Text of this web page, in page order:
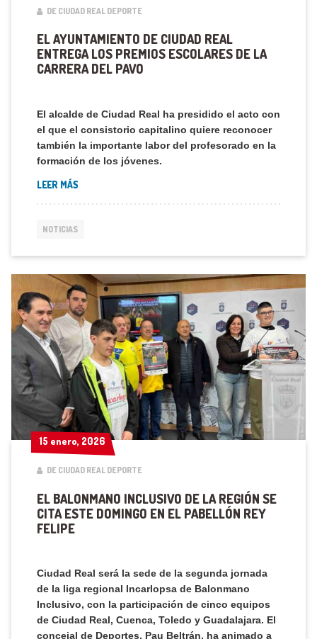
DE CIUDAD REAL DEPORTE
EL AYUNTAMIENTO DE CIUDAD REAL
ENTREGA LOS PREMIOS ESCOLARES DE LA
CARRERA DEL PAVO
El alcalde de Ciudad Real ha presidido el acto con
el que el consistorio capitalino quiere reconocer
también la importante labor del profesorado en la
formación de los jóvenes.
LEER MÁS
NOTICIAS
15 enero, 2026
15 enero, 2026
DE CIUDAD REAL DEPORTE
EL BALONMANO INCLUSIVO DE LA REGIÓN SE
CITA ESTE DOMINGO EN EL PABELLÓN REY
FELIPE
Ciudad Real será la sede de la segunda jornada
de la liga regional Incarlopsa de Balonmano
Inclusivo, con la participación de cinco equipos
de Ciudad Real, Cuenca, Toledo y Guadalajara. El
concejal de Deportes, Pau Beltrán, ha animado a